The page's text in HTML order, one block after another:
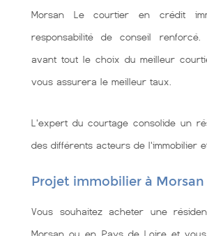
Morsan Le courtier en crédit
responsabilité de conseil
avant tout le choix du meilleur
vous assurera le meilleur taux.
L'expert du courtage consolide un
des différents acteurs de l'immobilier
Projet immobilier à Morsan
Vous souhaitez acheter une